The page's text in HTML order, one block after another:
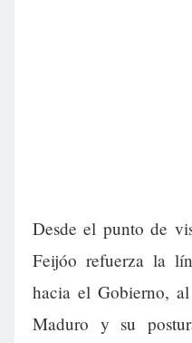
Desde el punto de
Feijóo refuerza la
hacia el Gobierno,
Maduro y su